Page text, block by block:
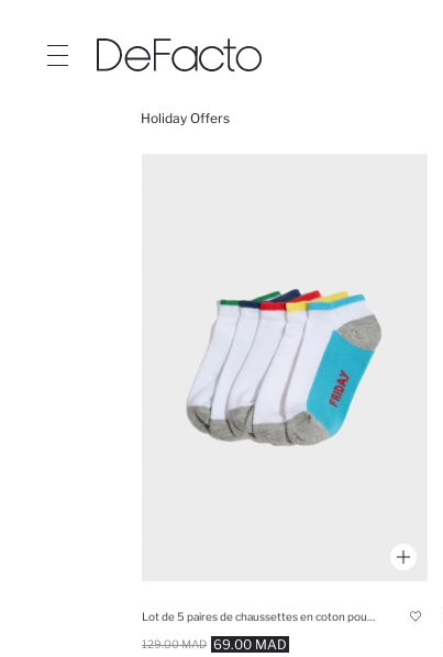
Holiday Offers
69.00 MAD
129.00 MAD